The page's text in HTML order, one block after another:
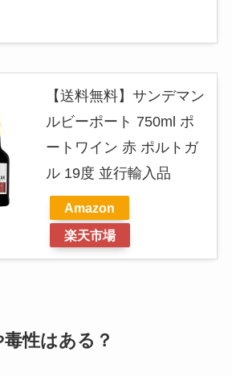
【送料無料】サンデマン
ルビーポート 750ml ポ
ートワイン 赤 ポルトガ
ル 19度 並行輸入品
Amazon
楽天市場
性はある？